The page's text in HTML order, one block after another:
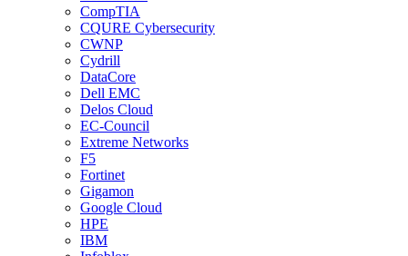
CompTIA
CQURE Cybersecurity
CWNP
Cydrill
DataCore
Dell EMC
Delos Cloud
EC-Council
Extreme Networks
F5
Fortinet
Gigamon
Google Cloud
HPE
IBM